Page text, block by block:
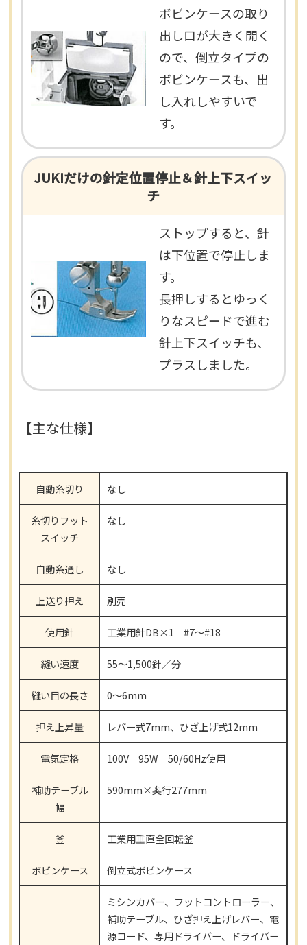
ボビンケースの取り
出し口が大きく開く
ので、倒立タイプの
ボビンケースも、出
し入れしやすいで
す。
JUKIだけの針定位置停止＆針上下スイッ
チ
ストップすると、針
は下位置で停止しま
す。
長押しするとゆっく
りなスピードで進む
針上下スイッチも、
プラスしました。
【主な仕様】
自動糸切り なし
糸切りフット
スイッチ
なし
自動糸通し なし
上送り押え 別売
使用針 工業用針DB×1 #7〜#18
縫い速度 55〜1,500針／分
縫い目の長さ 0〜6mm
押え上昇量 レバー式7mm、ひざ上げ式12mm
電気定格 100V 95W 50/60Hz使用
補助テーブル
幅
590mm×奥行277mm
釜 工業用垂直全回転釜
ボビンケース 倒立式ボビンケース
ミシンカバー、フットコントローラー、
補助テーブル、ひざ押え上げレバー、電
源コード、専用ドライバー、ドライバー